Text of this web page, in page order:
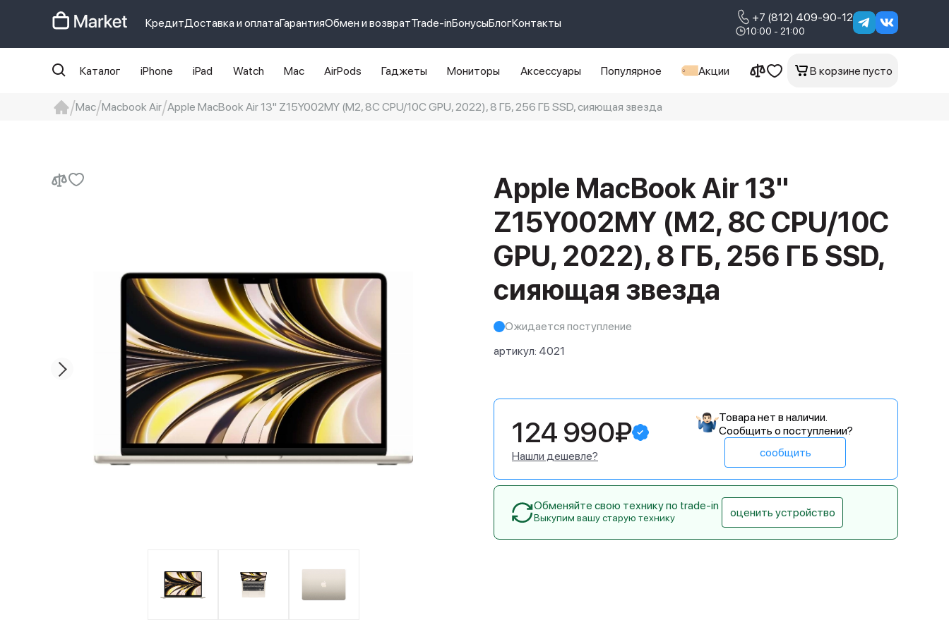
КредитДоставка и оплатаГарантияОбмен и возвратTrade-inБонусыБлогКонтакты +7 (812) 409-90-12
10:00 - 21:00
Каталог iPhone iPad Watch Mac AirPods Гаджеты Мониторы Аксессуары Популярное Акции В корзине пусто
Mac Macbook Air Apple MacBook Air 13" Z15Y002MY (M2, 8C CPU/10C GPU, 2022), 8 ГБ, 256 ГБ SSD, сияющая звезда
Apple MacBook Air 13"
Z15Y002MY (M2, 8C CPU/10C
GPU, 2022), 8 ГБ, 256 ГБ SSD,
сияющая звезда
Ожидается поступление
артикул: 4021
124 990₽
Нашли дешевле?
Товара нет в наличии.
Сообщить о поступлении?
сообщить
Обменяйте свою технику по trade-in
Выкупим вашу старую технику оценить устройство